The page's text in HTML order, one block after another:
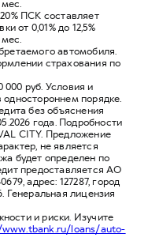
ПСК составляет
от 0,01% до 12,5%
автомобиля.
страхования по
000 руб. Условия и
порядке.
без объяснения
года. Подробности
CITY. Предложение
не является
будет определен по
предоставляется АО
адрес: 127287, город
Генеральная лицензия
и риски. Изучите
loans/auto-